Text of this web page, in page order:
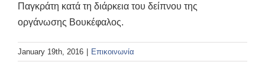
Παγκράτη κατά τη διάρκεια του δείπνου της
οργάνωσης Βουκέφαλος.
January 19th, 2016 | Επικοινωνία